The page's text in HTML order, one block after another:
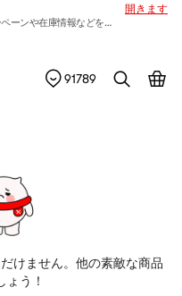
ーンや在庫情報などを入手できます
開きます
91789
けません。他の素敵な商品
ょう！